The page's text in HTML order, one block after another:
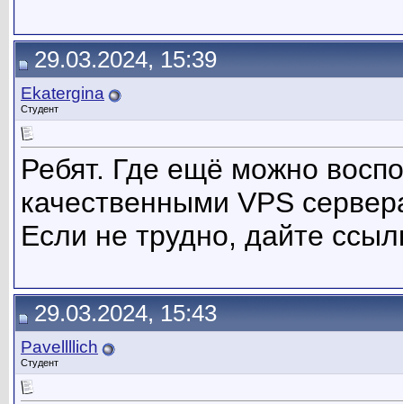
29.03.2024, 15:39
Ekatergina
Студент
Ребят. Где ещё можно
качественными VPS
Если не трудно, дайте
29.03.2024, 15:43
Pavellllich
Студент